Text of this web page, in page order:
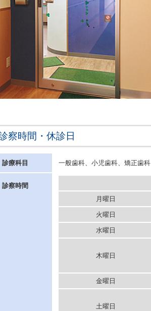
察時間・休診日
診療科目 一般歯科、小児歯科、矯正歯科
診察時間
月曜日
火曜日
水曜日
木曜日
金曜日
土曜日